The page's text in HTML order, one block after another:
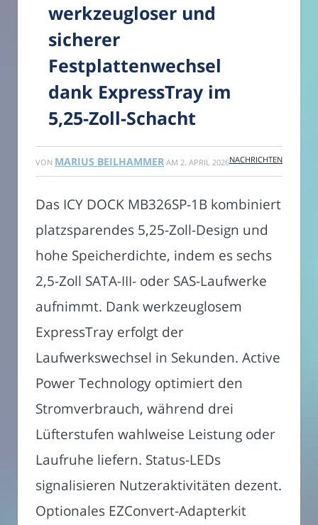
werkzeugloser und
sicherer
Festplattenwechsel
dank ExpressTray im
5,25-Zoll-Schacht
VON MARIUS BEILHAMMER AM 2. APRIL 2026NACHRICHTEN
Das ICY DOCK MB326SP-1B kombiniert
platzsparendes 5,25-Zoll-Design und
hohe Speicherdichte, indem es sechs
2,5-Zoll SATA-III- oder SAS-Laufwerke
aufnimmt. Dank werkzeuglosem
ExpressTray erfolgt der
Laufwerkswechsel in Sekunden. Active
Power Technology optimiert den
Stromverbrauch, während drei
Lüfterstufen wahlweise Leistung oder
Laufruhe liefern. Status-LEDs
signalisieren Nutzeraktivitäten dezent.
Optionales EZConvert-Adapterkit